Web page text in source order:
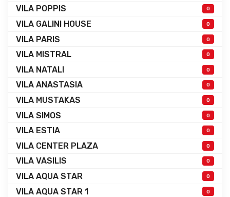
VILA POPPIS 0
VILA GALINI HOUSE 0
VILA PARIS 0
VILA MISTRAL 0
VILA NATALI 0
VILA ANASTASIA 0
VILA MUSTAKAS 0
VILA SIMOS 0
VILA ESTIA 0
VILA CENTER PLAZA 0
VILA VASILIS 0
VILA AQUA STAR 0
VILA AQUA STAR 1 0